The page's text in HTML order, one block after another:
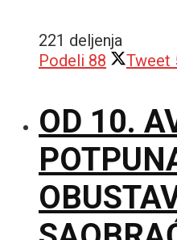
221 deljenja
Podeli 88 Tweet
OD 10.